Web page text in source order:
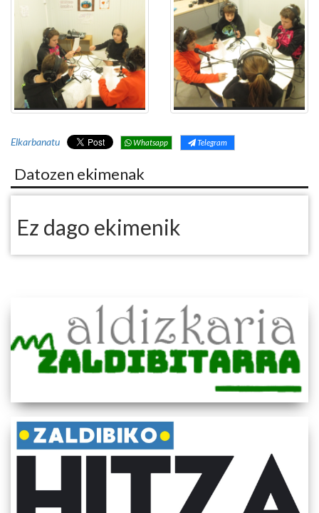
Elkarbanatu Whatsapp Telegram
Datozen ekimenak
Ez dago ekimenik